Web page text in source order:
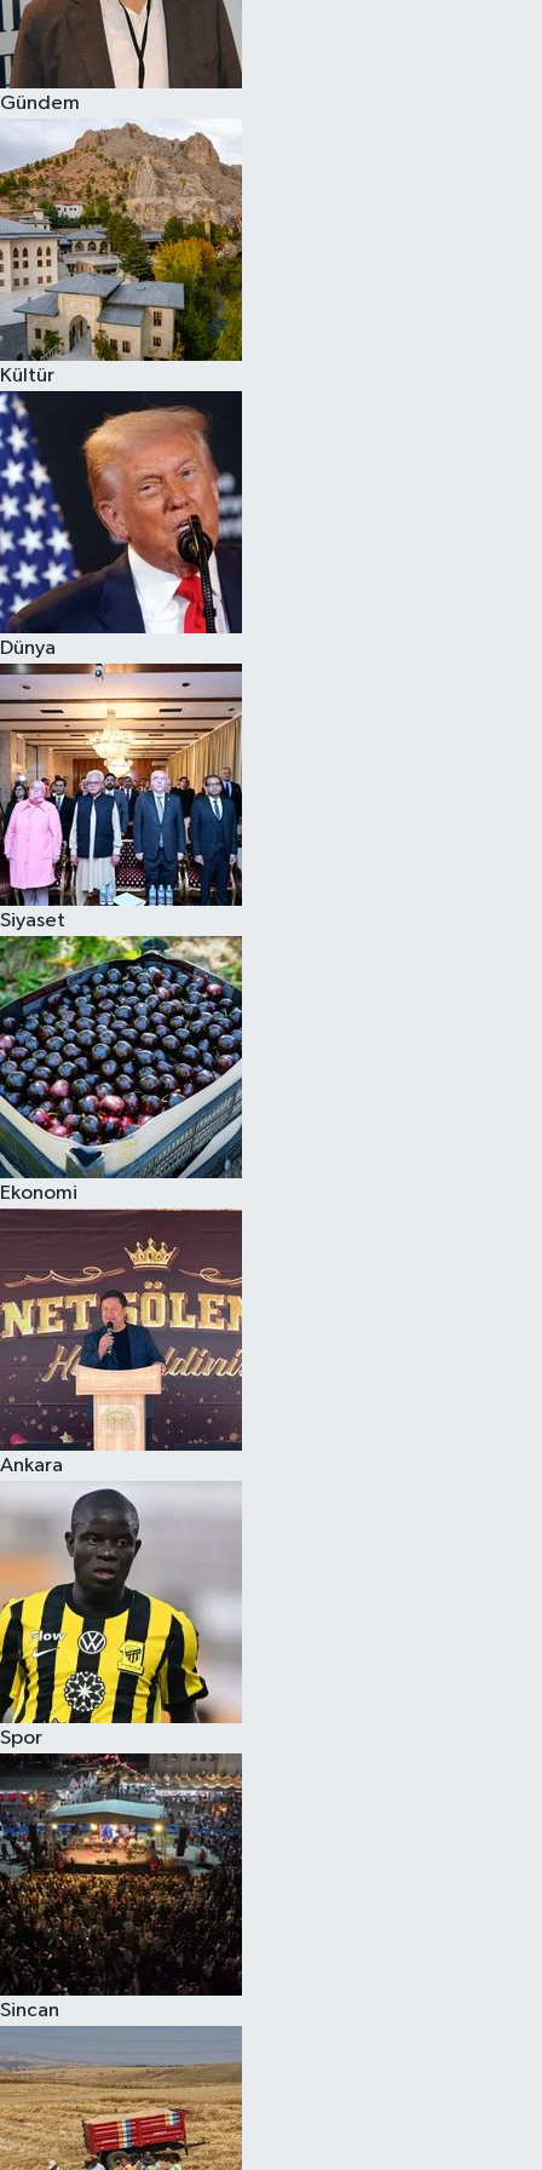
Gündem
Kültür
Dünya
Siyaset
Ekonomi
Ankara
Spor
Sincan
Spor
Burç Yorumları
Çocuk
Eğitim
Hava Durumu
Kadın
Kim kimdir?
Kültür Sanat
Sağlık
Siyaset
Teknoloji
Televizyon
Yaşam-Çevre